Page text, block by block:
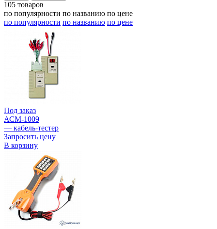
105 товаров
по популярности по названию по цене
по популярности по названию по цене
Под заказ
АСМ-1009
— кабель-тестер
Запросить цену
В корзину